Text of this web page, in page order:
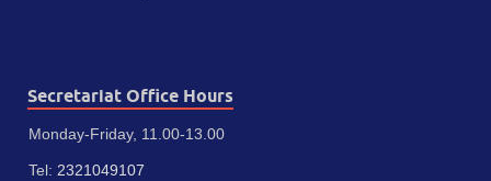
Secretariat Office Hours
Monday-Friday, 11.00-13.00
Tel: 2321049107